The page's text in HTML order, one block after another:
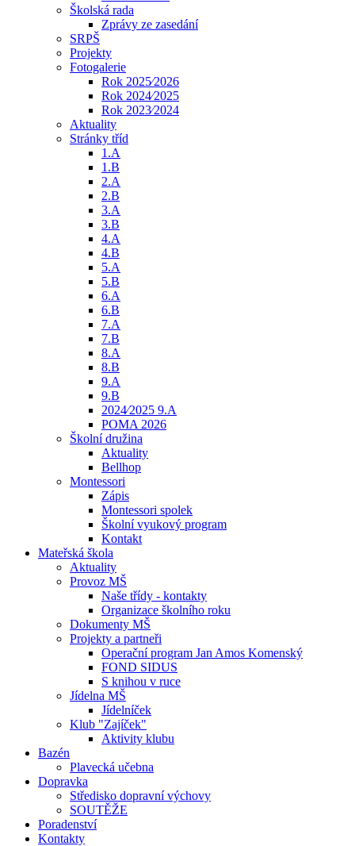
Školská rada
Zprávy ze zasedání
SRPŠ
Projekty
Fotogalerie
Rok 2025⁄2026
Rok 2024⁄2025
Rok 2023⁄2024
Aktuality
Stránky tříd
1.A
1.B
2.A
2.B
3.A
3.B
4.A
4.B
5.A
5.B
6.A
6.B
7.A
7.B
8.A
8.B
9.A
9.B
2024⁄2025 9.A
POMA 2026
Školní družina
Aktuality
Bellhop
Montessori
Zápis
Montessori spolek
Školní vyukový program
Kontakt
Mateřská škola
Aktuality
Provoz MŠ
Naše třídy - kontakty
Organizace školního roku
Dokumenty MŠ
Projekty a partneři
Operační program Jan Amos Komenský
FOND SIDUS
S knihou v ruce
Jídelna MŠ
Jídelníček
Klub "Zajíček"
Aktivity klubu
Bazén
Plavecká učebna
Dopravka
Středisko dopravní výchovy
SOUTĚŽE
Poradenství
Kontakty